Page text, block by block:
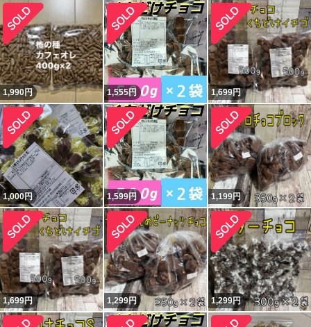
1,990円 1,555円 1,699円
1,000円 1,599円 1,199円
1,699円 1,299円 1,299円